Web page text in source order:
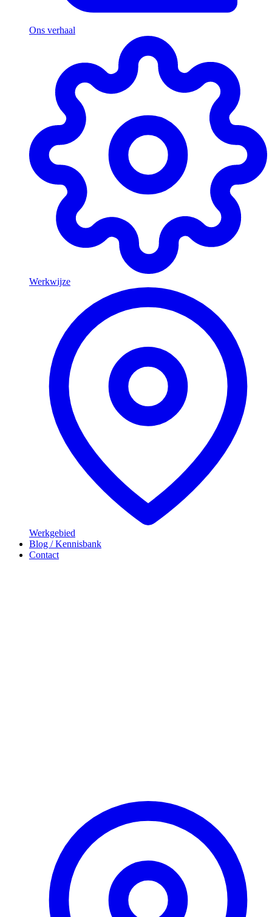
Ons verhaal
Werkwijze
Werkgebied
Blog / Kennisbank
Contact